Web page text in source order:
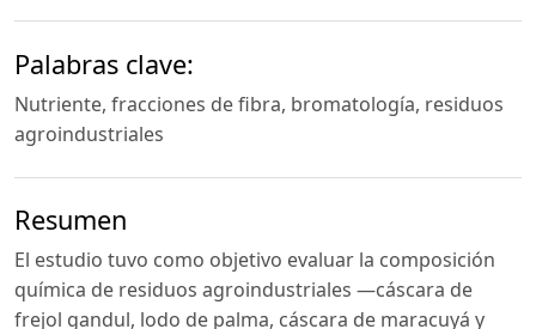
Palabras clave:
Nutriente, fracciones de fibra, bromatología, residuos
agroindustriales
Resumen
El estudio tuvo como objetivo evaluar la composición
química de residuos agroindustriales —cáscara de
frejol gandul, lodo de palma, cáscara de maracuyá y